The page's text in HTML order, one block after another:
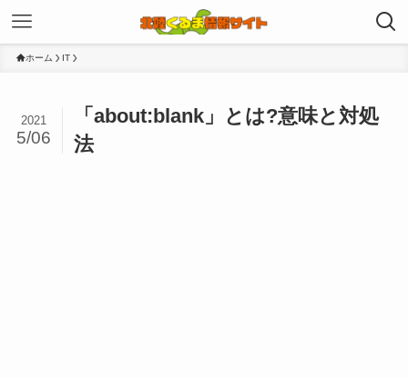
ホーム IT
「about:blank」とは?意味と対処
法
2021
5/06